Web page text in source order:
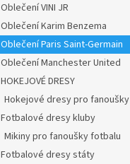
Oblečení VINI JR
Oblečení Karim Benzema
Oblečení Paris Saint-Germain
Oblečení Manchester United
HOKEJOVÉ DRESY
Hokejové dresy pro fanoušky
Fotbalové dresy kluby
Mikiny pro fanoušky fotbalu
Fotbalové dresy státy